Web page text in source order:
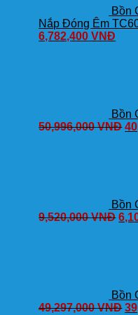
Bồn
Nắp Đóng Êm
6,782,400VNĐ
Bồn
50,996,000VNĐ
Bồn
9,520,000VNĐ
Bồn
49,297,000VNĐ